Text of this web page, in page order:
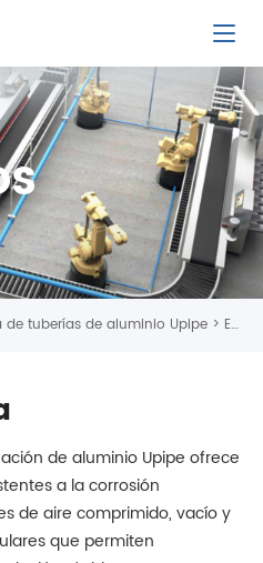
de tuberías de aluminio Upipe > Entrega rápida
de aluminio Upipe ofrece
a la corrosión
de aire comprimido, vacío y
que permiten